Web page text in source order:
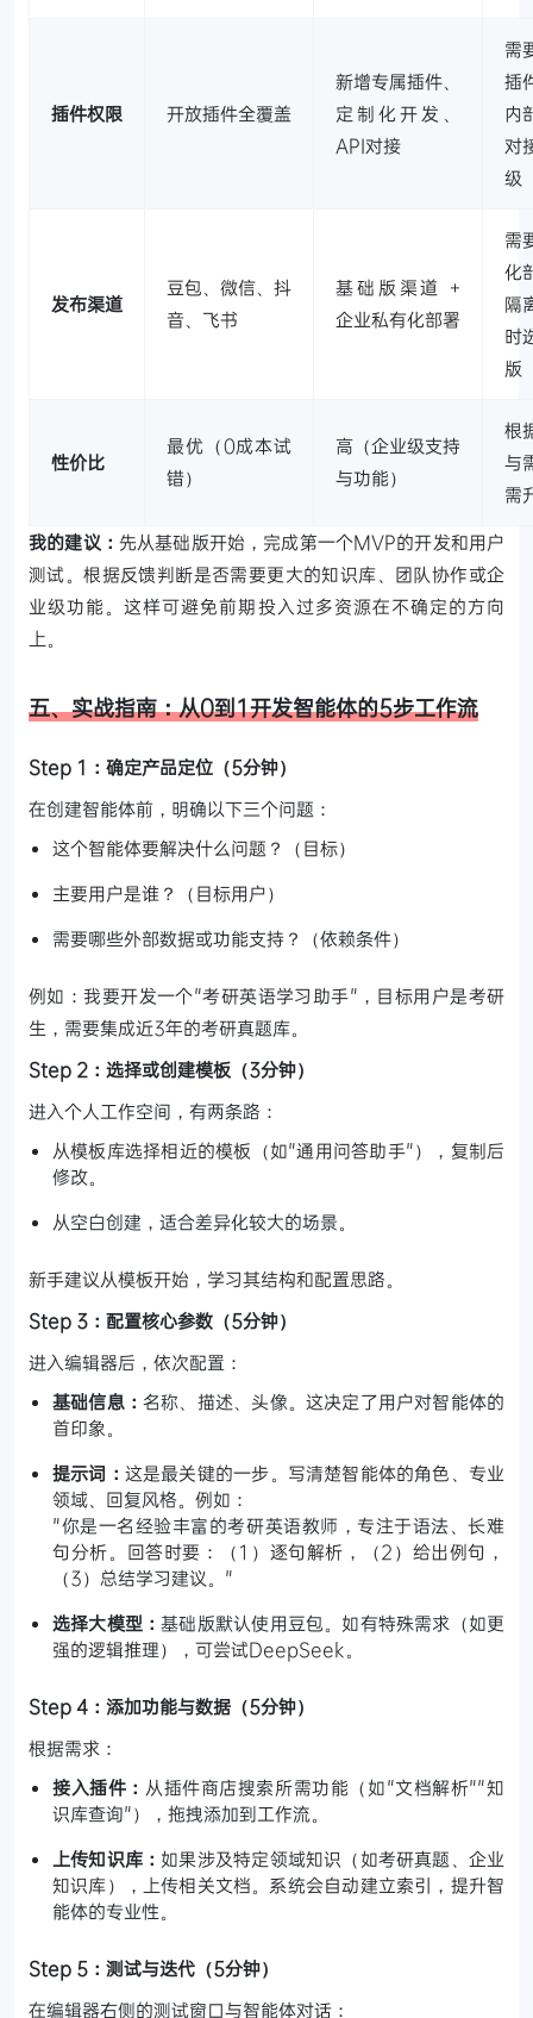
插件权限 开放插件全覆盖
新增专属插件、
定制化开发、
API对接
需
插
内
对
级
发布渠道
豆包、微信、抖
音、飞书
基础版渠道 +
企业私有化部署
需
化
隔
时
版
性价比
最优（0成本试
错）
高（企业级支持
与功能）
根
与
需
我的建议： 先从基础版开始，完成第一个MVP的开发和用户
测试。根据反馈判断是否需要更大的知识库、团队协作或企
业级功能。这样可避免前期投入过多资源在不确定的方向
上。
五、实战指南：从0到1开发智能体的5步工作流
Step 1：确定产品定位（5分钟）
在创建智能体前，明确以下三个问题：
这个智能体要解决什么问题？（目标）
主要用户是谁？（目标用户）
需要哪些外部数据或功能支持？（依赖条件）
例如：我要开发一个"考研英语学习助手"，目标用户是考研
生，需要集成近3年的考研真题库。
Step 2：选择或创建模板（3分钟）
进入个人工作空间，有两条路：
从模板库选择相近的模板（如"通用问答助手"），复制后
修改。
从空白创建，适合差异化较大的场景。
新手建议从模板开始，学习其结构和配置思路。
Step 3：配置核心参数（5分钟）
进入编辑器后，依次配置：
基础信息：名称、描述、头像。这决定了用户对智能体的
首印象。
提示词： 这是最关键的一步。写清楚智能体的角色、专业
领域、回复风格。例如：
"你是一名经验丰富的考研英语教师，专注于语法、长难
句分析。回答时要：（1）逐句解析，（2）给出例句，
（3）总结学习建议。"
选择大模型：基础版默认使用豆包。如有特殊需求（如更
强的逻辑推理），可尝试DeepSeek。
Step 4：添加功能与数据（5分钟）
根据需求：
接入插件： 从插件商店搜索所需功能（如"文档解析""知
识库查询"），拖拽添加到工作流。
上传知识库： 如果涉及特定领域知识（如考研真题、企业
知识库），上传相关文档。系统会自动建立索引，提升智
能体的专业性。
Step 5：测试与迭代（5分钟）
在编辑器右侧的测试窗口与智能体对话：